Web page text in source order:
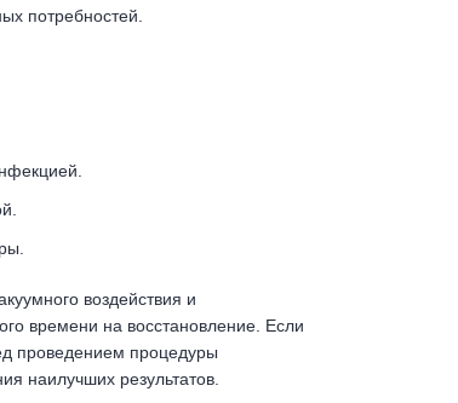
потребностей.
воздействия и
времени на восстановление. Если
проведением процедуры
наилучших результатов.